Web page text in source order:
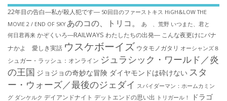
22年目の告白―私が殺人犯です― 50回目のファーストキス HiGH&LOW THE
MOVIE 2 / END OF SKY あのコの、トリコ。 あゝ、荒野 いつまた、君と
何日君再来 かぞくいろ―RAILWAYS わたしたちの出発― こんな夜更けにバナ
ナかよ 愛しき実話 ウスケボーイズ ウタモノガタリ オーシャンズ８
シュガー・ラッシュ：オ​ンライン ジュラシック・ワールド／炎
の王国 ジョジョの奇妙な冒険 ダイヤモンドは砕けない スタ
ー・ウォーズ／最後のジェダイ スパイダーマン：ホームカミン
グ ダンケルク デイアンドナイト デットエンドの思い出 トリガール！ ドラゴ